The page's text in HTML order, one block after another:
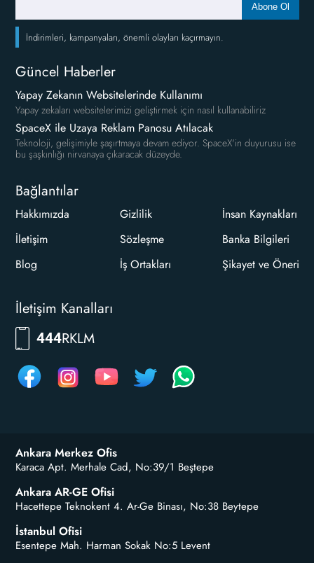
Abone Ol
İndirimleri, kampanyaları, önemli olayları kaçırmayın.
Güncel Haberler
Yapay Zekanın Websitelerinde Kullanımı
Yapay zekaları websitelerimizi geliştirmek için nasıl kullanabiliriz
SpaceX ile Uzaya Reklam Panosu Atılacak
Teknoloji, gelişimiyle şaşırtmaya devam ediyor. SpaceX'in duyurusu ise
bu şaşkınlığı nirvanaya çıkaracak düzeyde.
Bağlantılar
Hakkımızda
İletişim
Blog
Gizlilik
Sözleşme
İş Ortakları
İnsan Kaynakları
Banka Bilgileri
Şikayet ve Öneri
İletişim Kanalları
444RKLM
Ankara Merkez Ofis
Karaca Apt. Merhale Cad, No:39/1 Beştepe
Ankara AR-GE Ofisi
Hacettepe Teknokent 4. Ar-Ge Binası, No:38 Beytepe
İstanbul Ofisi
Esentepe Mah. Harman Sokak No:5 Levent